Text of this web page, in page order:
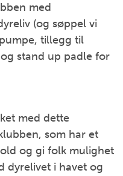
med
(og søppel vi
tillegg til
stand up padle for
med dette
som har et
og gi folk mulighet
dyrelivet i havet og